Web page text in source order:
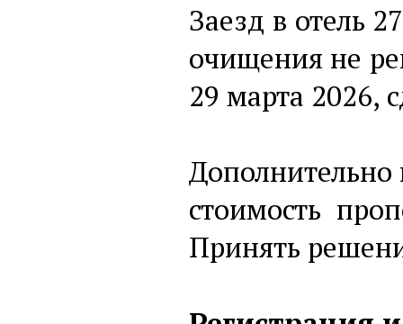
Заезд в отель
очищения не
29 марта 2026,
стоимость
Принять